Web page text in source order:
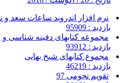
نرم افزار اندروید ساعات سعد
بازدید : 95909
مجموعه کتابهای دفینه شناسی و
بازدید : 93912
مجموع کتابهای شیخ بهایی
بازدید : 46219
تقویم نجومی 97